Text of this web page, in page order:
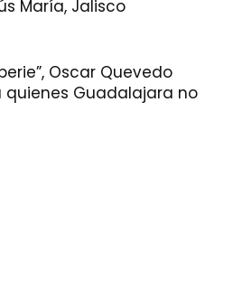
María, Jalisco
Oscar Quevedo
quienes Guadalajara no